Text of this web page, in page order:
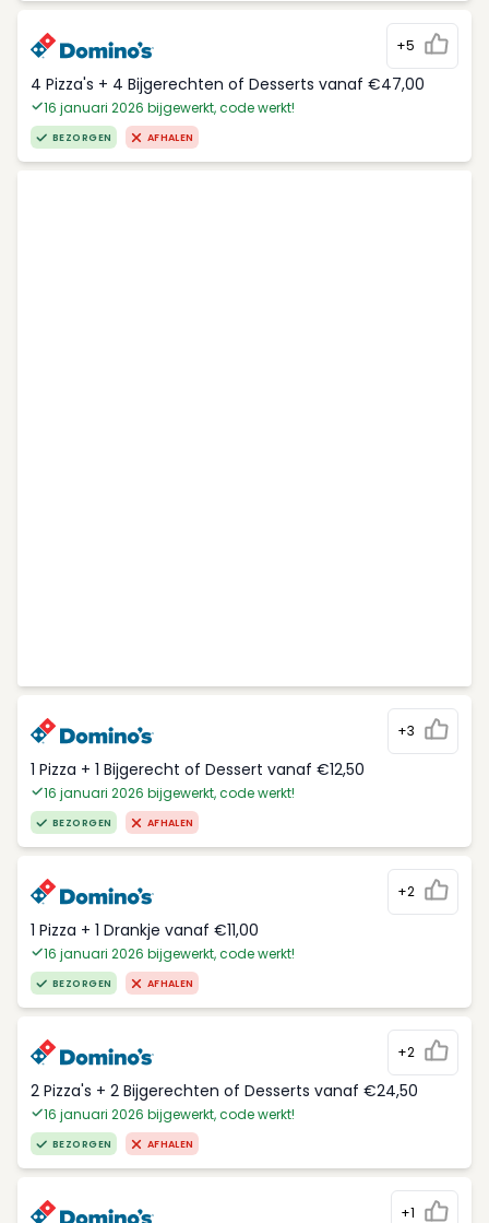
+5
4 Pizza's + 4 Bijgerechten of Desserts vanaf €47,00
16 januari 2026 bijgewerkt, code werkt!
BEZORGEN AFHALEN
+3
1 Pizza + 1 Bijgerecht of Dessert vanaf €12,50
16 januari 2026 bijgewerkt, code werkt!
BEZORGEN AFHALEN
+2
1 Pizza + 1 Drankje vanaf €11,00
16 januari 2026 bijgewerkt, code werkt!
BEZORGEN AFHALEN
+2
2 Pizza's + 2 Bijgerechten of Desserts vanaf €24,50
16 januari 2026 bijgewerkt, code werkt!
BEZORGEN AFHALEN
+1